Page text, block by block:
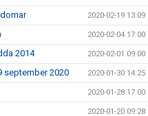
2020-02-19 13:09
2020-02-04 17:00
2014 2020-02-01 09:00
september 2020 2020-01-30 14:25
2020-01-28 17:00
2020-01-20 09:28